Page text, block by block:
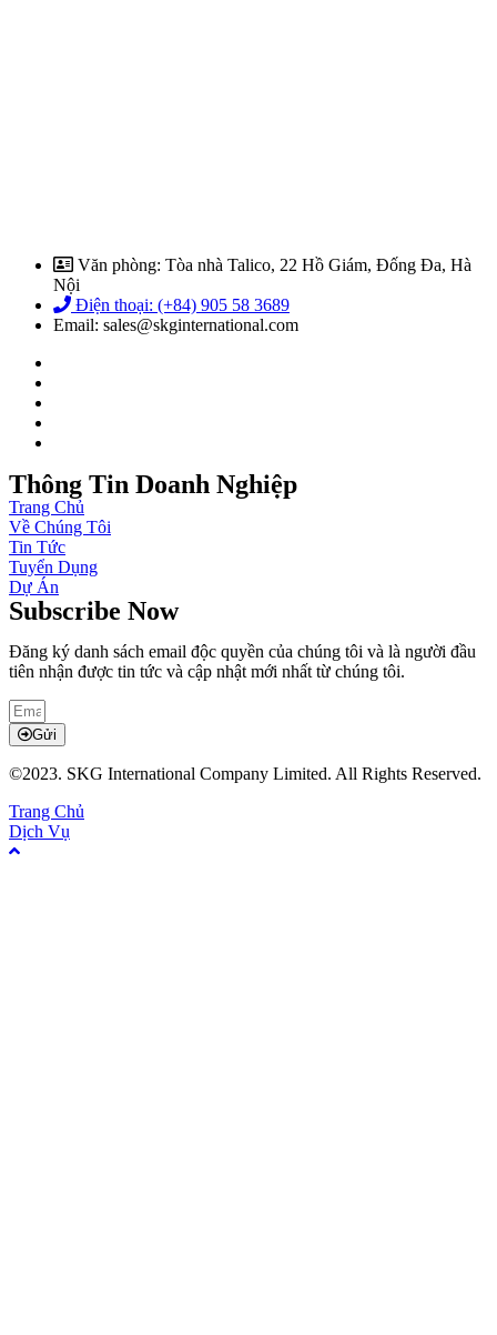
Văn phòng: Tòa nhà Talico, 22 Hồ Giám, Đống Đa, Hà
Nội
Điện thoại: (+84) 905 58 3689
Email: sales@skginternational.com
Thông Tin Doanh Nghiệp
Trang Chủ
Về Chúng Tôi
Tin Tức
Tuyển Dụng
Dự Án
Subscribe Now
Đăng ký danh sách email độc quyền của chúng tôi và là người đầu
tiên nhận được tin tức và cập nhật mới nhất từ ​​chúng tôi.
Gửi
©2023. SKG International Company Limited. All Rights Reserved.
Trang Chủ
Dịch Vụ